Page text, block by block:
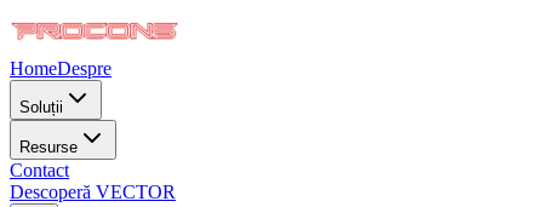
HomeDespre
Soluții
Resurse
Contact
Descoperă VECTOR